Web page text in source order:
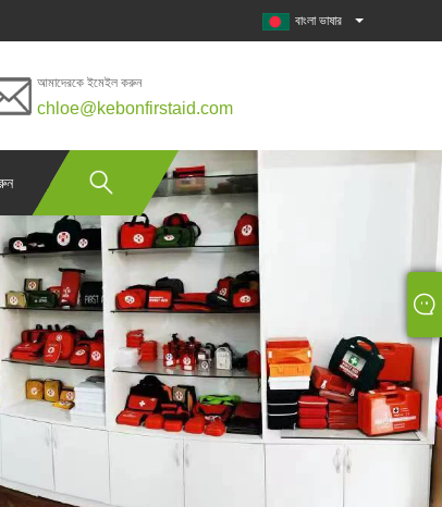
বাংলা ভাষার
আমাদেরকে ইমেইল করুন
chloe@kebonfirstaid.com